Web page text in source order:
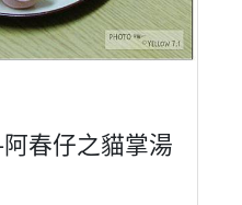
春仔之貓掌湯